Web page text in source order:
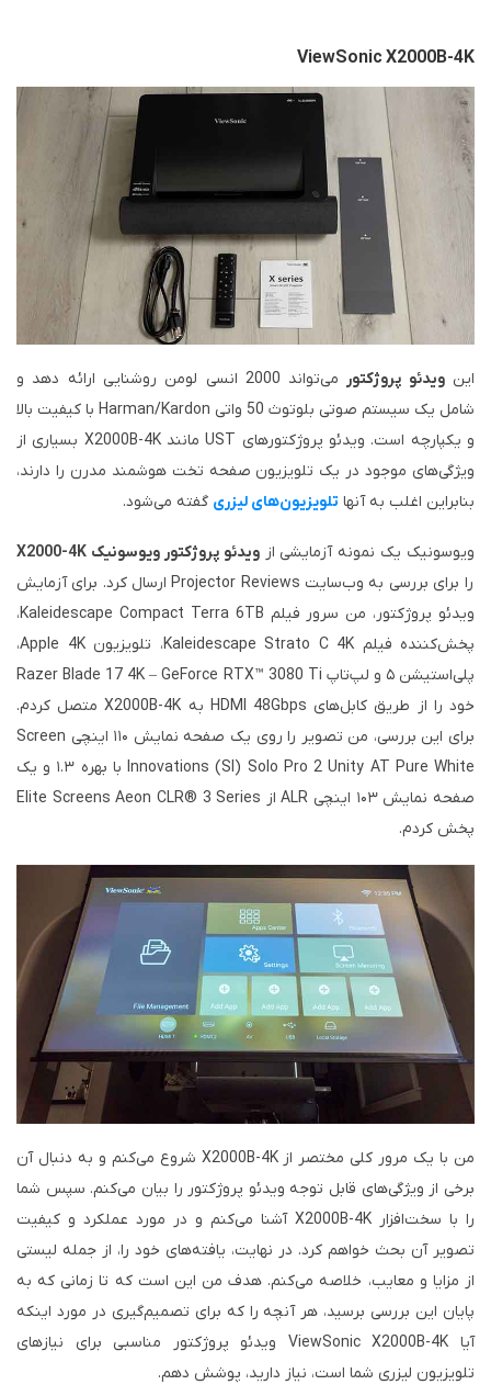
ViewSonic X2000B-4K
اینویدئو پروژکتور
می‌تواند 2000 انسی لومن روشنایی ارائه دهد و
شامل یک سیستم صوتی بلوتوث 50 واتی Harman/Kardon با کیفیت بالا
و یکپارچه است. ویدئو پروژکتورهای UST مانند X2000B-4K بسیاری از
ویژگی‌های موجود در یک تلویزیون صفحه تخت هوشمند مدرن را دارند،
بنابراین اغلب به آنها تلویزیون‌های لیزری گفته می‌شود.
ویوسونیک یک نمونه آزمایشی ازویدئو پروژکتور ویوسونیک X2000-4K
را برای بررسی به وب‌سایت Projector Reviews ارسال کرد. برای آزمایش
ویدئو پروژکتور، من سرور فیلم Kaleidescape Compact Terra 6TB،
پخش‌کننده فیلم Kaleidescape Strato C 4K، تلویزیون Apple 4K،
پلی‌استیشن ۵ و لپ‌تاپ Razer Blade 17 4K – GeForce RTX™ 3080 Ti
خود را از طریق کابل‌های HDMI 48Gbps به X2000B-4K متصل کردم.
برای این بررسی، من تصویر را روی یک صفحه نمایش ۱۱۰ اینچی Screen
Innovations (SI) Solo Pro 2 Unity AT Pure White با بهره ۱.۳ و یک
صفحه نمایش ۱۰۳ اینچی ALR از Elite Screens Aeon CLR® 3 Series
پخش کردم.
من با یک مرور کلی مختصر از X2000B-4K شروع می‌کنم و به دنبال آن
برخی از ویژگی‌های قابل توجه ویدئو پروژکتور را بیان می‌کنم. سپس شما
را با سخت‌افزار X2000B-4K آشنا می‌کنم و در مورد عملکرد و کیفیت
تصویر آن بحث خواهم کرد. در نهایت، یافته‌های خود را، از جمله لیستی
از مزایا و معایب، خلاصه می‌کنم. هدف من این است که تا زمانی که به
پایان این بررسی برسید، هر آنچه را که برای تصمیم‌گیری در مورد اینکه
آیا ViewSonic X2000B-4K ویدئو پروژکتور مناسبی برای نیازهای
تلویزیون لیزری شما است، نیاز دارید، پوشش دهم.